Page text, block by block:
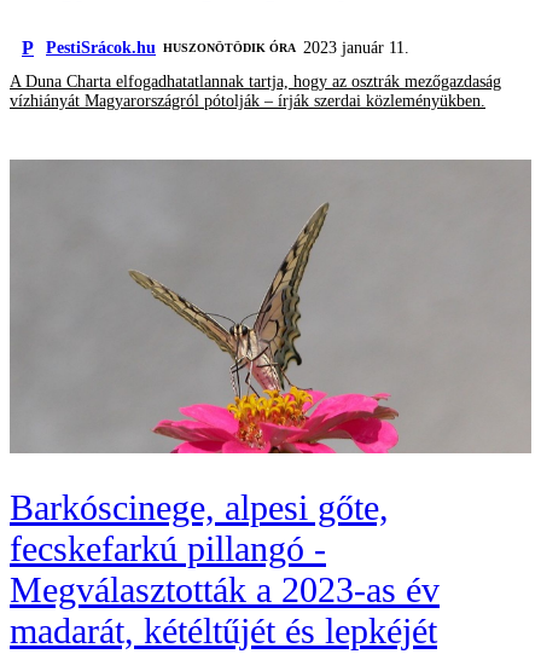
P PestiSrácok.hu HUSZONÖTÖDIK ÓRA
2023 január 11.
A Duna Charta elfogadhatatlannak tartja, hogy az osztrák mezőgazdaság
vízhiányát Magyarországról pótolják – írják szerdai közleményükben.
Barkóscinege, alpesi gőte,
fecskefarkú pillangó -
Megválasztották a 2023-as év
madarát, kétéltűjét és lepkéjét